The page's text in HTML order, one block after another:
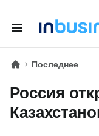
Последнее
Россия